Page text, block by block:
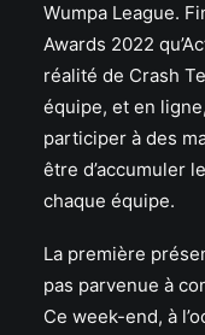
Wumpa League.
Awards 2022
réalité de Crash
équipe, et en
participer à des
être d’accumuler
chaque équipe.
La première
pas parvenue à
Ce week-end, à